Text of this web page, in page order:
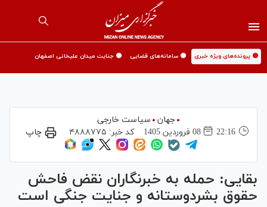
🟡 پرونده‌های ویژه خبری 🟡 سامانه‌های قضایی 🟡 جنایت میدان علیخانی اصفهان
جهان
سیاست خارجی
22:16
08 فروردين 1405 کد خبر: ۴۸۸۸۷۷۵ چاپ
بقایی: حمله به خبرنگاران نقض فاحش
حقوق بشردوستانه و جنایت جنگی است